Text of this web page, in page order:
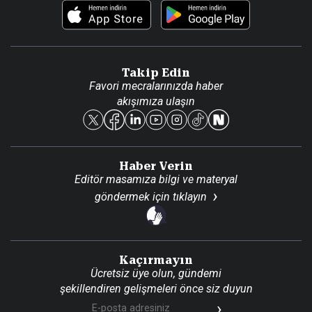
Foto Haber
Künye
Reklam Ver
Takip Edin
Favori mecralarınızda haber
akışımıza ulaşın
Haber Verin
Editör masamıza bilgi ve materyal
göndermek için tıklayın
Kaçırmayın
Ücretsiz üye olun, gündemi
şekillendiren gelişmeleri önce siz duyun